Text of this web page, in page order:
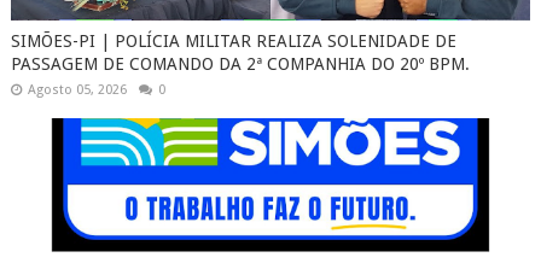
SIMÕES-PI | POLÍCIA MILITAR REALIZA SOLENIDADE DE
PASSAGEM DE COMANDO DA 2ª COMPANHIA DO 20º BPM.
Agosto 05, 2026 0